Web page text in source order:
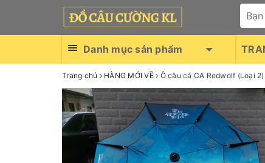
Danh mục sản phẩm
Trang chủ HÀNG MỚI VỀ Ô câu cá CA Redwolf (Loại 2)